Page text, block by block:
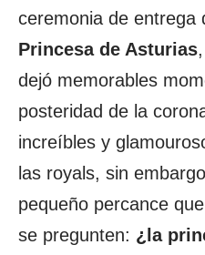
ceremonia de entrega
Princesa de Asturias
dejó memorables
posteridad de la
increíbles y
las royals, sin
pequeño percance
se pregunten: ¿la